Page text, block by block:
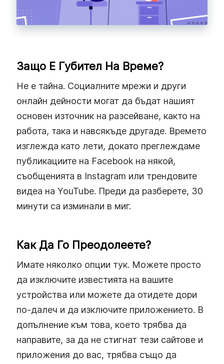
Защо Е Губител На Време?
Не е тайна. Социалните мрежи и други
онлайн дейности могат да бъдат нашият
основен източник на разсейване, както на
работа, така и навсякъде другаде. Времето
изглежда като лети, докато преглеждаме
публикациите на Facebook на някой,
съобщенията в Instagram или трендовите
видеа на YouTube. Преди да разберете, 30
минути са изминали в миг.
Как Да Го Преодолеете?
Имате няколко опции тук. Можете просто
да изключите известията на вашите
устройства или можете да отидете дори
по-далеч и да изключите приложението. В
допълнение към това, което трябва да
направите, за да не стигнат тези сайтове и
приложения до вас, трябва също да